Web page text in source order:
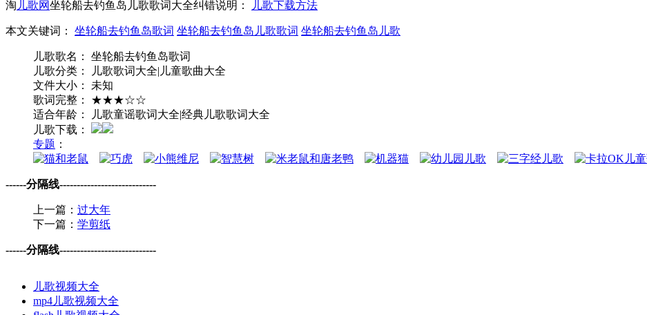
淘 儿歌网坐轮船去钓鱼岛儿歌歌词大全纠错说明： 儿歌下载方法
本文关键词： 坐轮船去钓鱼岛歌词 坐轮船去钓鱼岛儿歌歌词 坐轮船去钓鱼岛儿歌
儿歌歌名： 坐轮船去钓鱼岛歌词
儿歌分类： 儿歌歌词大全|儿童歌曲大全
文件大小： 未知
歌词完整： ★★★☆☆
适合年龄： 儿歌童谣歌词大全|经典儿歌歌词大全
儿歌下载：
专题 ：
------分隔线----------------------------
上一篇： 过大年
下一篇： 学剪纸
------分隔线----------------------------
儿歌视频大全
mp4儿歌视频大全